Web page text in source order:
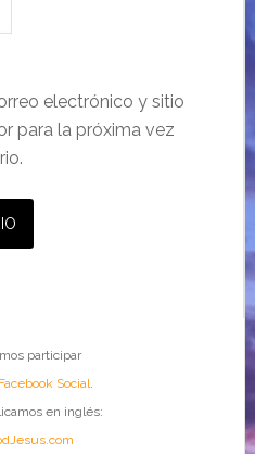
electrónico y sitio
para la próxima vez
participar
Facebook Social.
en inglés: